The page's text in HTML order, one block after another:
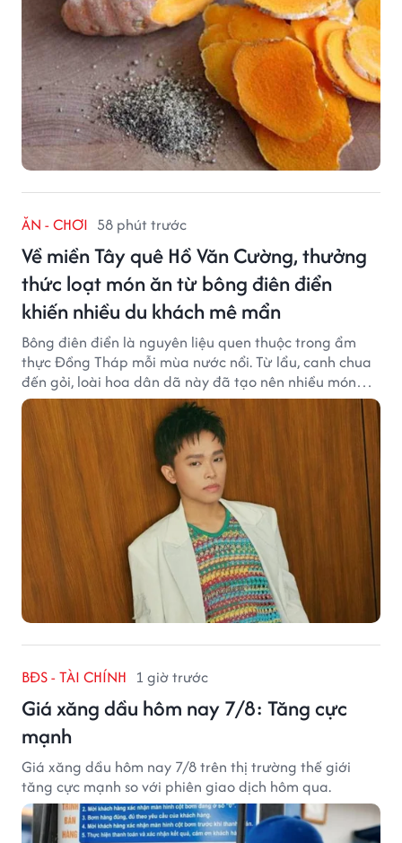
ĂN - CHƠI 58 phút trước
Về miền Tây quê Hồ Văn Cường, thưởng
thức loạt món ăn từ bông điên điển
khiến nhiều du khách mê mẩn
Bông điên điển là nguyên liệu quen thuộc trong ẩm
thực Đồng Tháp mỗi mùa nước nổi. Từ lẩu, canh chua
đến gỏi, loài hoa dân dã này đã tạo nên nhiều món
ngon khiến du khách khó quên.
BĐS - TÀI CHÍNH 1 giờ trước
Giá xăng dầu hôm nay 7/8: Tăng cực
mạnh
Giá xăng dầu hôm nay 7/8 trên thị trường thế giới
tăng cực mạnh so với phiên giao dịch hôm qua.